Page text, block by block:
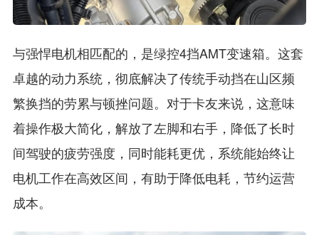
与强悍电机相匹配的，是绿控4挡AMT变速箱。这套
卓越的动力系统，彻底解决了传统手动挡在山区频
繁换挡的劳累与顿挫问题。对于卡友来说，这意味
着操作极大简化，解放了左脚和右手，降低了长时
间驾驶的疲劳强度，同时能耗更优，系统能始终让
电机工作在高效区间，有助于降低电耗，节约运营
成本。